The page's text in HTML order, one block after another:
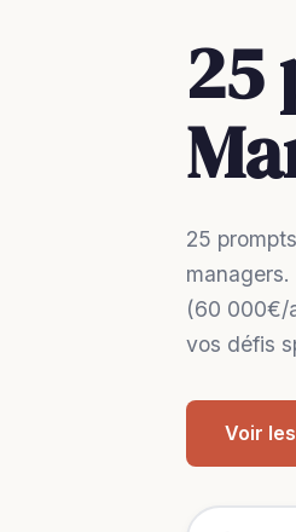
25
25
(60 000€/
vos défis
Voir